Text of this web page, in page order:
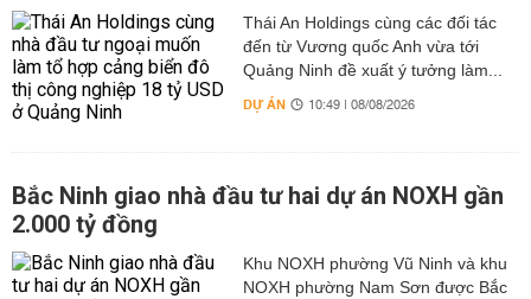
Thái An Holdings cùng các đối tác
đến từ Vương quốc Anh vừa tới
Quảng Ninh đề xuất ý tưởng làm...
DỰ ÁN 10:49 | 08/08/2026
Bắc Ninh giao nhà đầu tư hai dự án NOXH gần
2.000 tỷ đồng
Khu NOXH phường Vũ Ninh và khu
NOXH phường Nam Sơn được Bắc